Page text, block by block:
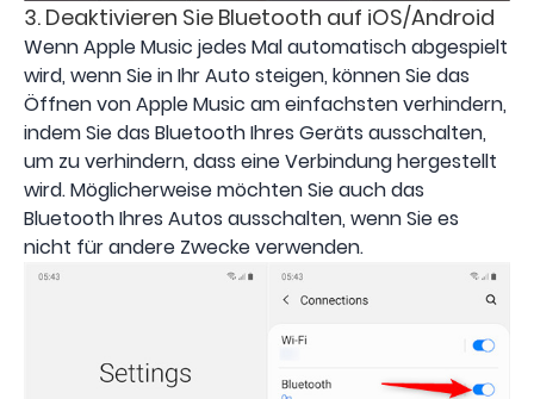
3. Deaktivieren Sie Bluetooth auf iOS/Android
Wenn Apple Music jedes Mal automatisch abgespielt
wird, wenn Sie in Ihr Auto steigen, können Sie das
Öffnen von Apple Music am einfachsten verhindern,
indem Sie das Bluetooth Ihres Geräts ausschalten,
um zu verhindern, dass eine Verbindung hergestellt
wird. Möglicherweise möchten Sie auch das
Bluetooth Ihres Autos ausschalten, wenn Sie es
nicht für andere Zwecke verwenden.